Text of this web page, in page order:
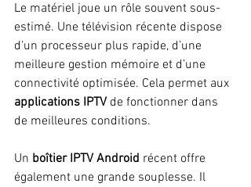
Le matériel joue un rôle souvent sous-
estimé. Une télévision récente dispose
d’un processeur plus rapide, d’une
meilleure gestion mémoire et d’une
connectivité optimisée. Cela permet aux
applications IPTV de fonctionner dans
de meilleures conditions.
Un boîtier IPTV Android récent offre
également une grande souplesse. Il